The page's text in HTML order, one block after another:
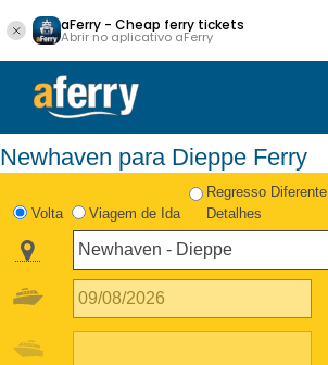
aFerry - Cheap ferry tickets
Abrir no aplicativo aFerry
Newhaven para Dieppe Ferry
Volta Viagem de Ida
Regresso Diferente
Detalhes